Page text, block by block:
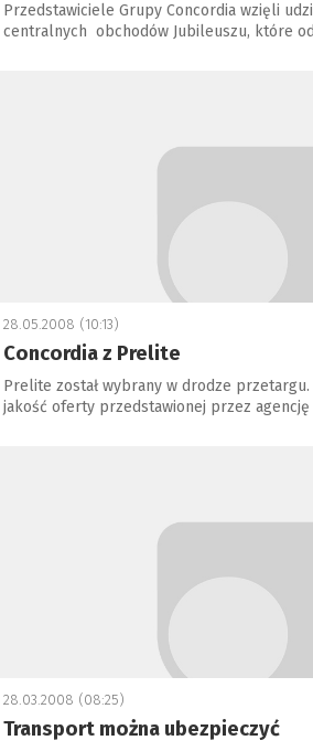
Przedstawiciele Grupy Concordia wzięli
centralnych obchodów Jubileuszu, które
28.05.2008 (10:13)
Concordia z Prelite
Prelite został wybrany w drodze przetargu.
jakość oferty przedstawionej przez
28.03.2008 (08:25)
Transport można ubezpieczyć